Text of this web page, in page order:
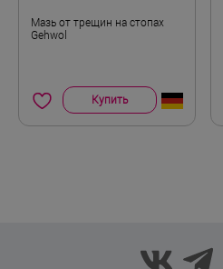
Мазь от трещин на стопах
Gehwol
Купить